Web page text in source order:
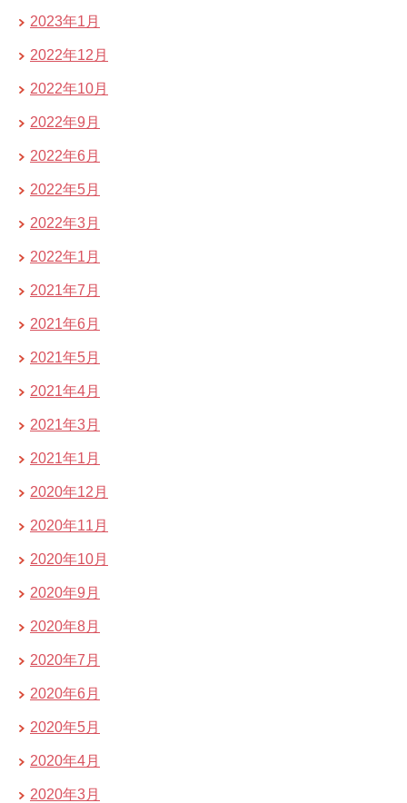
2023年1月
2022年12月
2022年10月
2022年9月
2022年6月
2022年5月
2022年3月
2022年1月
2021年7月
2021年6月
2021年5月
2021年4月
2021年3月
2021年1月
2020年12月
2020年11月
2020年10月
2020年9月
2020年8月
2020年7月
2020年6月
2020年5月
2020年4月
2020年3月